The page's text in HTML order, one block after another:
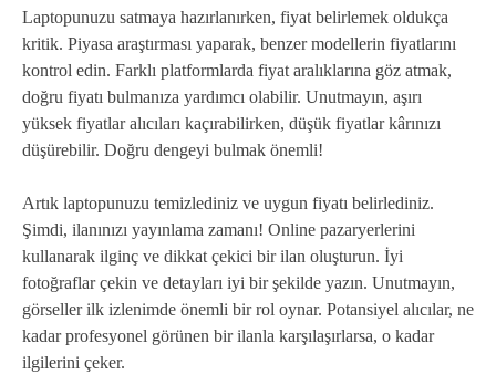
Laptopunuzu satmaya hazırlanırken, fiyat belirlemek oldukça
kritik. Piyasa araştırması yaparak, benzer modellerin fiyatlarını
kontrol edin. Farklı platformlarda fiyat aralıklarına göz atmak,
doğru fiyatı bulmanıza yardımcı olabilir. Unutmayın, aşırı
yüksek fiyatlar alıcıları kaçırabilirken, düşük fiyatlar kârınızı
düşürebilir. Doğru dengeyi bulmak önemli!
Artık laptopunuzu temizlediniz ve uygun fiyatı belirlediniz.
Şimdi, ilanınızı yayınlama zamanı! Online pazaryerlerini
kullanarak ilginç ve dikkat çekici bir ilan oluşturun. İyi
fotoğraflar çekin ve detayları iyi bir şekilde yazın. Unutmayın,
görseller ilk izlenimde önemli bir rol oynar. Potansiyel alıcılar, ne
kadar profesyonel görünen bir ilanla karşılaşırlarsa, o kadar
ilgilerini çeker.